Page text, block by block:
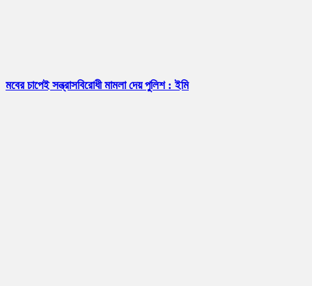
মবের চাপেই সন্ত্রাসবিরোধী মামলা দেয় পুলিশ : ইমি